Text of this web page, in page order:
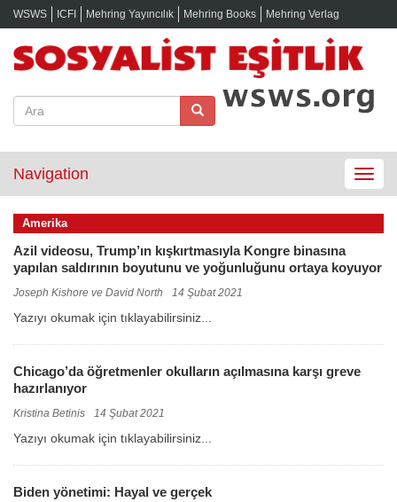
WSWS ICFI Mehring Yayıncılık Mehring Books Mehring Verlag
Toggle
Navigation
Amerika
Azil videosu, Trump’ın kışkırtmasıyla Kongre binasına
yapılan saldırının boyutunu ve yoğunluğunu ortaya koyuyor
Joseph Kishore ve David North 14 Şubat 2021
Yazıyı okumak için tıklayabilirsiniz...
Chicago’da öğretmenler okulların açılmasına karşı greve
hazırlanıyor
Kristina Betinis 14 Şubat 2021
Yazıyı okumak için tıklayabilirsiniz...
Biden yönetimi: Hayal ve gerçek